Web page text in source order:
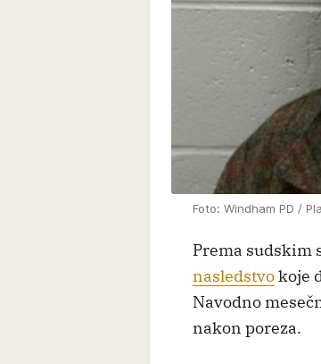
Foto: Windham PD /
Prema sudskim
nasledstvokoje
Navodno
nakon poreza.